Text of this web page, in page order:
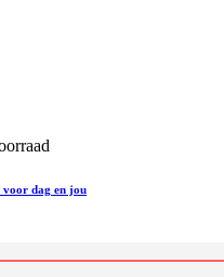
dag en jou